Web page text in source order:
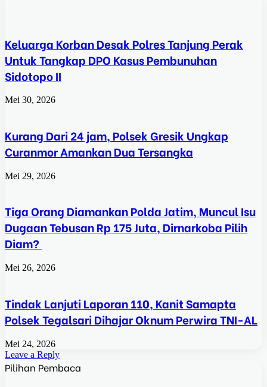
Keluarga Korban Desak Polres Tanjung Perak
Untuk Tangkap DPO Kasus Pembunuhan
Sidotopo II
Mei 30, 2026
Kurang Dari 24 jam, Polsek Gresik Ungkap
Curanmor Amankan Dua Tersangka
Mei 29, 2026
Tiga Orang Diamankan Polda Jatim, Muncul Isu
Dugaan Tebusan Rp 175 Juta, Dirnarkoba Pilih
Diam?
Mei 26, 2026
Tindak Lanjuti Laporan 110, Kanit Samapta
Polsek Tegalsari Dihajar Oknum Perwira TNI-AL
Mei 24, 2026
Leave a Reply
Pilihan Pembaca